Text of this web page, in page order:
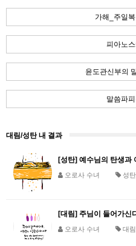
가해_주일
피아노
윤도관신부의
말씀파
대림/성탄 내 결과
[성탄] 예수님의 탄생과
오로사 수녀 성탄
[대림] 주님이 들어가신
오로사 수녀 대림